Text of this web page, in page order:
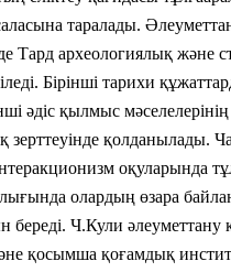
таралады.
Тард археологиялық және
Бірінші тарихи
әдіс қылмыс
зерттеуінде қолданылады.
оқуларында
олардың өзара
береді. Ч.Кули әлеуметтану
қосымша қоғамдық